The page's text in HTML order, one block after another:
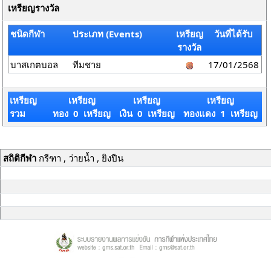
เหรียญรางวัล
ชนิดกีฬา ประเภท (Events)
เหรียญ
รางวัล
วันที่ได้รับ
บาสเกตบอล ทีมชาย 17/01/2568
เหรียญ
รวม
เหรียญ
ทอง 0 เหรียญ
เหรียญ
เงิน 0 เหรียญ
เหรียญ
ทองแดง 1 เหรียญ
สถิติกีฬากรีฑา , ว่ายน้ำ , ยิงปืน